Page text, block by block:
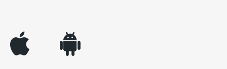
appleinc android